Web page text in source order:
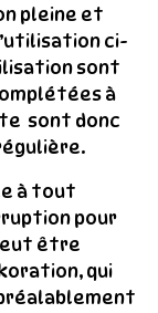
pleine et
ci-
sont
à
sont donc
à tout
pour
être
qui